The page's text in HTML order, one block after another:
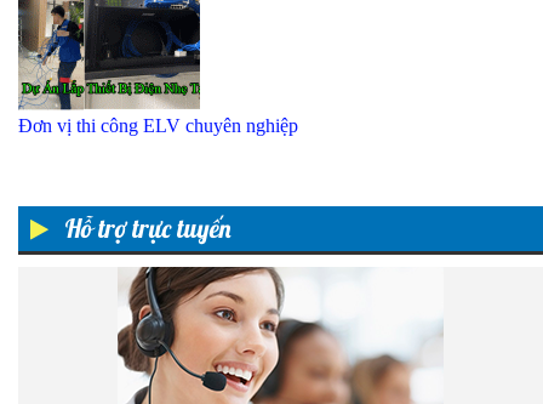
Hỗ trợ trực tuyến
Đơn vị thi công ELV chuyên nghiệp